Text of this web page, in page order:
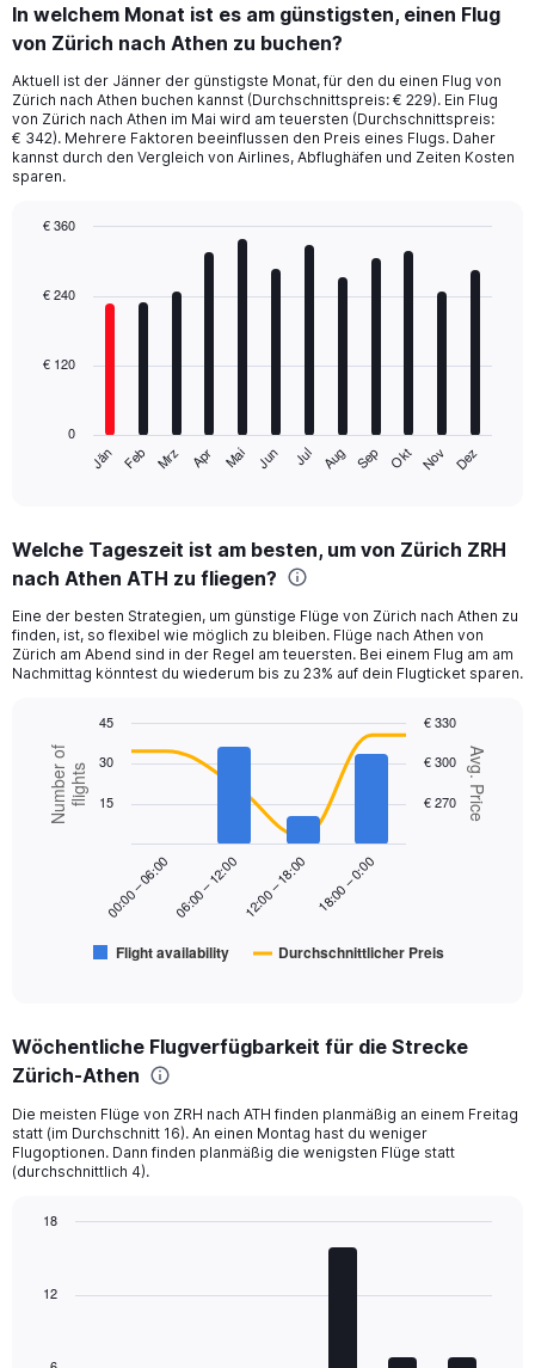
In welchem Monat ist es am günstigsten, einen Flug
von Zürich nach Athen zu buchen?
Aktuell ist der Jänner der günstigste Monat, für den du einen Flug von
Zürich nach Athen buchen kannst (Durchschnittspreis: € 229). Ein Flug
von Zürich nach Athen im Mai wird am teuersten (Durchschnittspreis:
€ 342). Mehrere Faktoren beeinflussen den Preis eines Flugs. Daher
kannst durch den Vergleich von Airlines, Abflughäfen und Zeiten Kosten
sparen.
with
The
Range:
12
The
chart
has
displaying
values.
Range:
Jän Feb Mrz Apr Mai Jun Jul Aug Sep Okt Nov Dez
0
€ 120
€ 240
€ 360
Welche Tageszeit ist am besten, um von Zürich ZRH
nach Athen ATH zu fliegen?
Eine der besten Strategien, um günstige Flüge von Zürich nach Athen zu
finden, ist, so flexibel wie möglich zu bleiben. Flüge nach Athen von
Zürich am Abend sind in der Regel am teuersten. Bei einem Flug am am
Nachmittag könntest du wiederum bis zu 23% auf dein Flugticket sparen.
Combination
chart
with
data
categories.
Range:
categories.
The
chart
Avg.
Chart
graphic.
Avg. Price
Number offlights
Flight availability Durchschnittlicher Preis
00:00 – 06:00 06:00 – 12:00 12:00 – 18:00 18:00 – 0:00
€ 270
€ 300
€ 330
15
30
45
Wöchentliche Flugverfügbarkeit für die Strecke
Zürich-Athen
Die meisten Flüge von ZRH nach ATH finden planmäßig an einem Freitag
statt (im Durchschnitt 16). An einen Montag hast du weniger
Flugoptionen. Dann finden planmäßig die wenigsten Flüge statt
(durchschnittlich 4).
with
12
18